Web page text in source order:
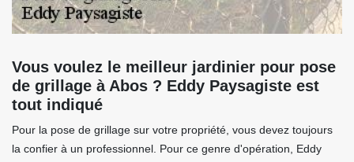
Vous voulez le meilleur jardinier pour pose
de grillage à Abos ? Eddy Paysagiste est
tout indiqué
Pour la pose de grillage sur votre propriété, vous devez toujours
la confier à un professionnel. Pour ce genre d'opération, Eddy